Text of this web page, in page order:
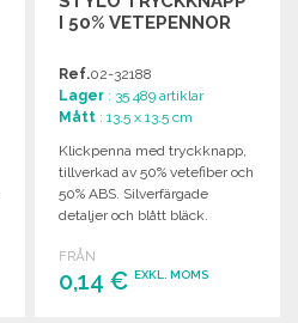
I 50% VETEPENNOR
Ref.02-32188
Lager : 35 489 artiklar
Mått : 13.5 x 13.5 cm
Klickpenna med tryckknapp,
tillverkad av 50% vetefiber och
50% ABS. Silverfärgade
detaljer och blått bläck.
FRÅN
0,14 €EXKL. MOMS